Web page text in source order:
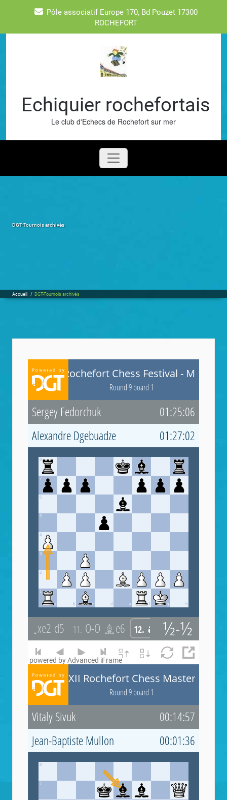
Pôle associatif Europe 170, Bd Pouzet 17300
ROCHEFORT
Echiquier rochefortais
Le club d'Echecs de Rochefort sur mer
DGT-Tournois archivés
Accueil / DGT-Tournois archivés
powered by Advanced iFrame